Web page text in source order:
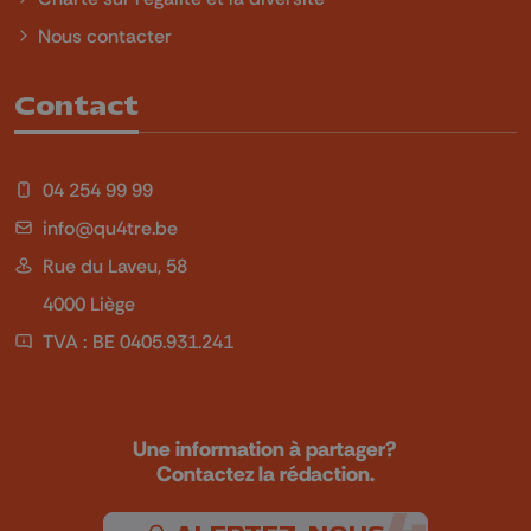
Nous contacter
Contact
04 254 99 99
info@qu4tre.be
Rue du Laveu, 58
4000 Liège
TVA : BE 0405.931.241
Une information à partager?
Contactez la rédaction.